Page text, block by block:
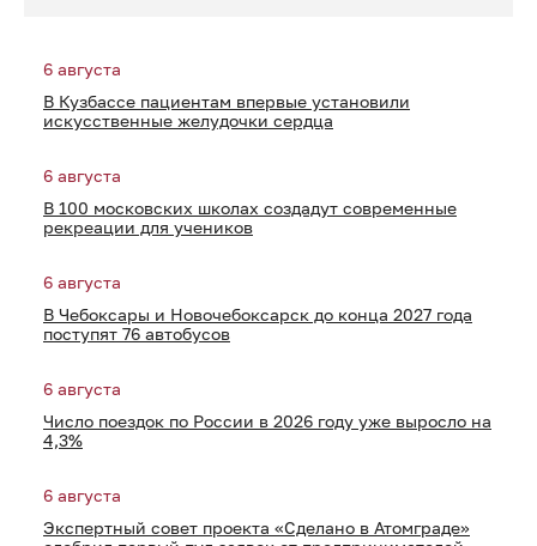
6 августа
В Кузбассе пациентам впервые установили
искусственные желудочки сердца
6 августа
В 100 московских школах создадут современные
рекреации для учеников
6 августа
В Чебоксары и Новочебоксарск до конца 2027 года
поступят 76 автобусов
6 августа
Число поездок по России в 2026 году уже выросло на
4,3%
6 августа
Экспертный совет проекта «Сделано в Атомграде»